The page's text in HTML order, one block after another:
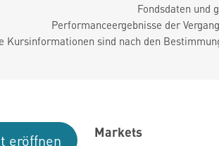
Fondsdaten und
Performanceergebnisse der
Kursinformationen sind nach den
eröffnen
Markets